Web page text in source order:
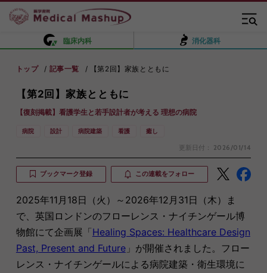
臨床内科 消化器科
トップ 記事一覧 【第2回】家族とともに
【第2回】家族とともに
【復刻掲載】看護学生と若手設計者が考える 理想の病院
病院 設計 病院建築 看護 癒し
更新日付： 2026/01/14
ブックマーク登録 この連載をフォロー
2025年11月18日（火）～2026年12月31日（木）ま
で、英国ロンドンのフローレンス・ナイチンゲール博
物館にて企画展「Healing Spaces: Healthcare Design
Past, Present and Future」が開催されました。フロー
レンス・ナイチンゲールによる病院建築・衛生環境に